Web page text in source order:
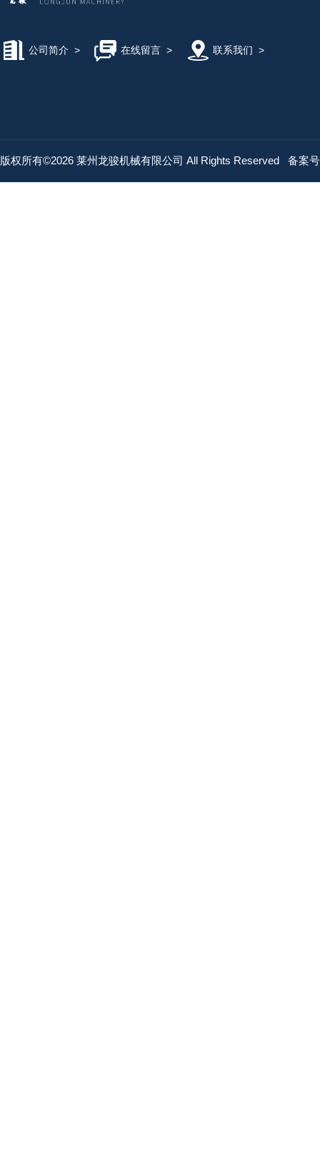
公司简介 > 在线留言> 联系我们 >
版权所有©2026 莱州龙骏机械有限公司 All Rights Reserved 备案